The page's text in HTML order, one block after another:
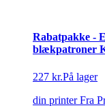
Rabatpakke -
blækpatroner
227 kr.På lager
din printer Fra